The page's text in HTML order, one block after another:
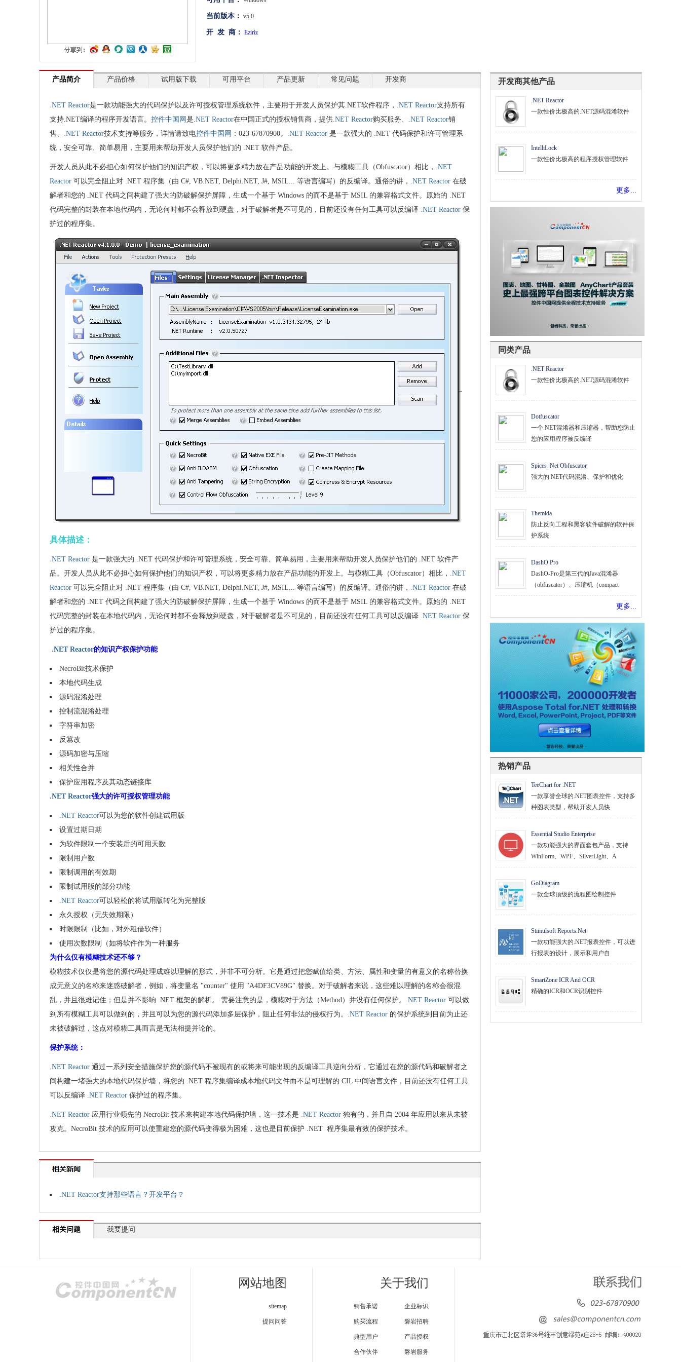
项目管理与业务逻辑
网络通讯
开发测试与优化
智能设备开发
其它
当前版本： v5.0
开 发 商： Eziriz
产品简介 产品价格 试用版下载 可用平台 产品更新 常见问题 开发商
.NET Reactor是一款功能强大的代码保护以及许可授权管理系统软件，主要用于开发人员保护其.NET软件程序， .NET Reactor支持所有
支持.NET编译的程序开发语言。 控件中国网 是.NET Reactor在中国正式的授权销售商，提供.NET Reactor购买服务、 .NET Reactor销
售、 .NET Reactor技术支持等服务，详情请致电控件中国网 ：023-67870900。 .NET Reactor 是一款强大的 .NET 代码保护和许可管理系
统，安全可靠、简单易用，主要用来帮助开发人员保护他们的 .NET 软件产品。
开发人员从此不必担心如何保护他们的知识产权，可以将更多精力放在产品功能的开发上。与模糊工具（Obfuscator）相比， .NET
Reactor 可以完全阻止对 .NET 程序集（由 C#, VB.NET, Delphi.NET, J#, MSIL... 等语言编写）的反编译。通俗的讲， .NET Reactor 在破
解者和您的 .NET 代码之间构建了强大的防破解保护屏障，生成一个基于 Windows 的而不是基于 MSIL 的兼容格式文件。原始的 .NET
代码完整的封装在本地代码内，无论何时都不会释放到硬盘，对于破解者是不可见的，目前还没有任何工具可以反编译 .NET Reactor 保
护过的程序集。
具体描述：
.NET Reactor 是一款强大的 .NET 代码保护和许可管理系统，安全可靠、简单易用，主要用来帮助开发人员保护他们的 .NET 软件产
品。开发人员从此不必担心如何保护他们的知识产权，可以将更多精力放在产品功能的开发上。与模糊工具（Obfuscator）相比， .NET
Reactor 可以完全阻止对 .NET 程序集（由 C#, VB.NET, Delphi.NET, J#, MSIL... 等语言编写）的反编译。通俗的讲， .NET Reactor 在破
解者和您的 .NET 代码之间构建了强大的防破解保护屏障，生成一个基于 Windows 的而不是基于 MSIL 的兼容格式文件。原始的 .NET
代码完整的封装在本地代码内，无论何时都不会释放到硬盘，对于破解者是不可见的，目前还没有任何工具可以反编译 .NET Reactor 保
护过的程序集。
.NET Reactor的知识产权保护功能
NecroBit技术保护
本地代码生成
源码混淆处理
控制流混淆处理
字符串加密
反篡改
源码加密与压缩
相关性合并
保护应用程序及其动态链接库
.NET Reactor强大的许可授权管理功能
.NET Reactor可以为您的软件创建试用版
设置过期日期
为软件限制一个安装后的可用天数
限制用户数
限制调用的有效期
限制试用版的部分功能
.NET Reactor可以轻松的将试用版转化为完整版
永久授权（无失效期限）
时限限制（比如，对外租借软件）
使用次数限制（如将软件作为一种服务
为什么仅有模糊技术还不够？
模糊技术仅仅是将您的源代码处理成难以理解的形式，并非不可分析。它是通过把您赋值给类、方法、属性和变量的有意义的名称替换
成无意义的名称来迷惑破解者，例如，将变量名 "counter" 使用 "A4DF3CV89G" 替换。对于破解者来说，这些难以理解的名称会很混
乱，并且很难记住；但是并不影响 .NET 框架的解析。 需要注意的是，模糊对于方法（Method）并没有任何保护。 .NET Reactor 可以做
到所有模糊工具可以做到的，并且可以为您的源代码添加多层保护，阻止任何非法的侵权行为。 .NET Reactor 的保护系统到目前为止还
未被破解过，这点对模糊工具而言是无法相提并论的。
保护系统：
.NET Reactor 通过一系列安全措施保护您的源代码不被现有的或将来可能出现的反编译工具逆向分析，它通过在您的源代码和破解者之
间构建一堵强大的本地代码保护墙，将您的 .NET 程序集编译成本地代码文件而不是可理解的 CIL 中间语言文件，目前还没有任何工具
可以反编译 .NET Reactor 保护过的程序集。
.NET Reactor 应用行业领先的 NecroBit 技术来构建本地代码保护墙，这一技术是 .NET Reactor 独有的，并且自 2004 年应用以来从未被
攻克。NecroBit 技术的应用可以使重建您的源代码变得极为困难，这也是目前保护 .NET 程序集最有效的保护技术。
.NET Reactor支持那些语言？开发平台？
相关问题 我要提问
开发商其他产品
.NET Reactor
一款性价比极高的.NET源码混淆软件
IntelliLock
一款性价比极高的程序授权管理软件
更多...
同类产品
.NET Reactor
一款性价比极高的.NET源码混淆软件
Dotfuscator
一个.NET混淆器和压缩器，帮助您防止
您的应用程序被反编译
Spices .Net Obfuscator
强大的.NET代码混淆、保护和优化
Themida
防止反向工程和黑客软件破解的软件保
护系统
DashO Pro
DashO-Pro是第三代的Java混淆器
（obfuscator）、压缩机（compact
更多...
热销产品
TeeChart for .NET
一款享誉全球的.NET图表控件，支持多
种图表类型，帮助开发人员快
Essential Studio Enterprise
一款功能强大的界面套包产品，支持
WinForm、WPF、SilverLight、A
GoDiagram
一款全球顶级的流程图绘制控件
Stimulsoft Reports.Net
一款功能强大的.NET报表控件，可以进
行报表的设计，展示和用户自
SmartZone ICR And OCR
精确的ICR和OCR识别控件
网站地图
sitemap
提问问答
关于我们
企业标识
磐岩招聘
产品授权
磐岩服务
销售承诺
购买流程
典型用户
合作伙伴